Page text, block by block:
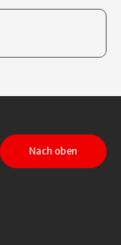
Nach oben